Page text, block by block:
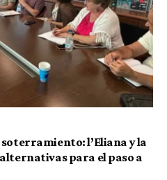
l’Eliana y la
para el paso a